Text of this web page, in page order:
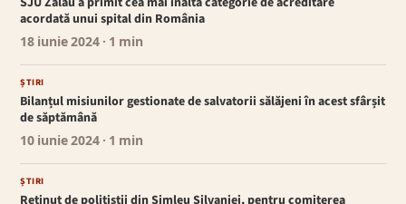
acordată unui spital din România
18 iunie 2024 · 1 min
ȘTIRI
Bilanțul misiunilor gestionate de salvatorii sălăjeni în acest sfârșit
de săptămână
10 iunie 2024 · 1 min
ȘTIRI